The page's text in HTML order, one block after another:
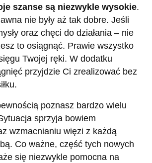
szanse są niezwykle wysokie.
nie były aż tak dobre. Jeśli
oraz chęci do działania – nie
to osiągnąć. Prawie wszystko
Twojej ręki. W dodatku
przyjdzie Ci zrealizować bez
poznasz bardzo wielu
sprzyja bowiem
wzmacnianiu więzi z każdą
Co ważne, część tych nowych
się niezwykle pomocna na